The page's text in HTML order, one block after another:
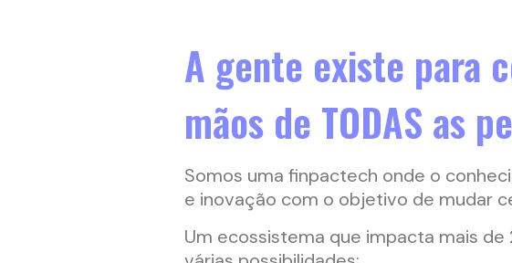
A gente existe para
mãos de TODAS as
Somos uma finpactech onde o
e inovação com o objetivo de mudar
Um ecossistema que impacta mais